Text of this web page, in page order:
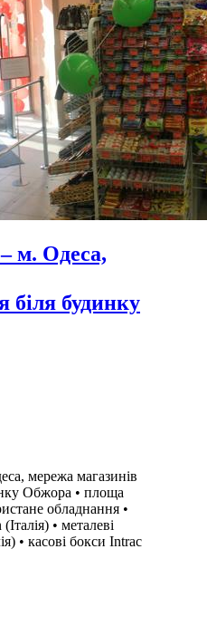
м. Одеса,
біля будинку
мережа магазинів
Обжора • площа
обладнання •
• металеві
• касові бокси Intrac